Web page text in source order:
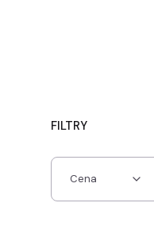
FILTRY
Cena